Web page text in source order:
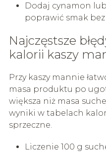
Dodaj cynamon
poprawić smak
Najczęstsze
kalorii kaszy
Przy kaszy mannie
masa produktu po
większa niż masa
wyniki w tabelach
sprzeczne.
Liczenie 100 g